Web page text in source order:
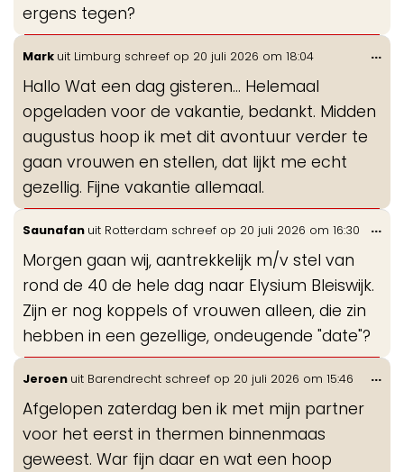
ergens tegen?
Mark uit Limburg schreef op 20 juli 2026 om 18:04
Hallo Wat een dag gisteren... Helemaal
opgeladen voor de vakantie, bedankt. Midden
augustus hoop ik met dit avontuur verder te
gaan vrouwen en stellen, dat lijkt me echt
gezellig. Fijne vakantie allemaal.
...
Saunafan uit Rotterdam schreef op 20 juli 2026 om 16:30
Morgen gaan wij, aantrekkelijk m/v stel van
rond de 40 de hele dag naar Elysium Bleiswijk.
Zijn er nog koppels of vrouwen alleen, die zin
hebben in een gezellige, ondeugende "date"?
...
Jeroen uit Barendrecht schreef op 20 juli 2026 om 15:46
Afgelopen zaterdag ben ik met mijn partner
voor het eerst in thermen binnenmaas
geweest. War fijn daar en wat een hoop
...